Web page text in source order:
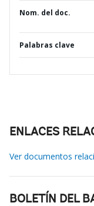
Nom. del doc.
Palabras clave
ENLACES
Ver documentos
BOLETÍN DEL